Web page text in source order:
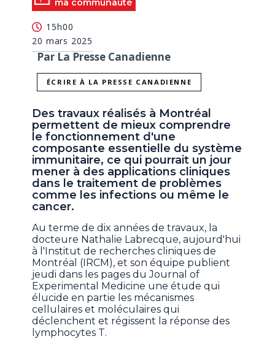
ma communauté
15h00
20 mars 2025
Par La Presse Canadienne
ÉCRIRE À LA PRESSE CANADIENNE
Des travaux réalisés à Montréal
permettent de mieux comprendre
le fonctionnement d'une
composante essentielle du système
immunitaire, ce qui pourrait un jour
mener à des applications cliniques
dans le traitement de problèmes
comme les infections ou même le
cancer.
Au terme de dix années de travaux, la
docteure Nathalie Labrecque, aujourd'hui
à l'Institut de recherches cliniques de
Montréal (IRCM), et son équipe publient
jeudi dans les pages du Journal of
Experimental Medicine une étude qui
élucide en partie les mécanismes
cellulaires et moléculaires qui
déclenchent et régissent la réponse des
lymphocytes T.